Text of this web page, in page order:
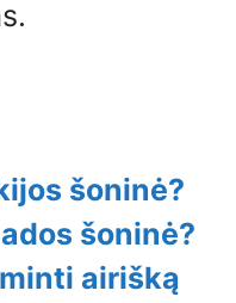
šoninė?
šoninė?
airišką